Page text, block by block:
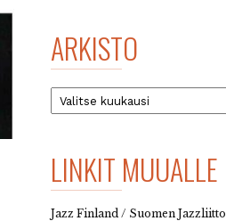
ARKISTO
Arkisto
LINKIT MUUALLE
Jazz Finland / Suomen Jazzliitto